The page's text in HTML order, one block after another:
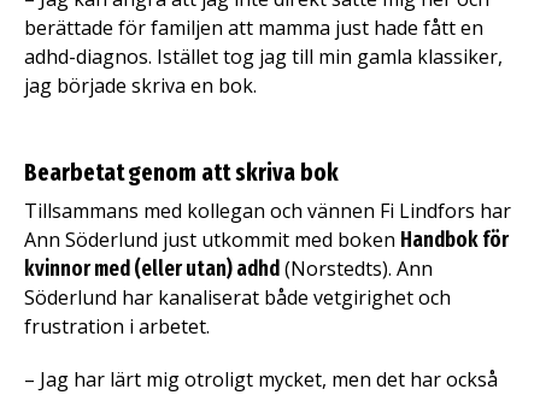
berättade för familjen att mamma just hade fått en
adhd-diagnos. Istället tog jag till min gamla klassiker,
jag började skriva en bok.
Bearbetat genom att skriva bok
Tillsammans med kollegan och vännen Fi Lindfors har
Ann Söderlund just utkommit med boken Handbok för
kvinnor med (eller utan) adhd(Norstedts). Ann
Söderlund har kanaliserat både vetgirighet och
frustration i arbetet.
– Jag har lärt mig otroligt mycket, men det har också